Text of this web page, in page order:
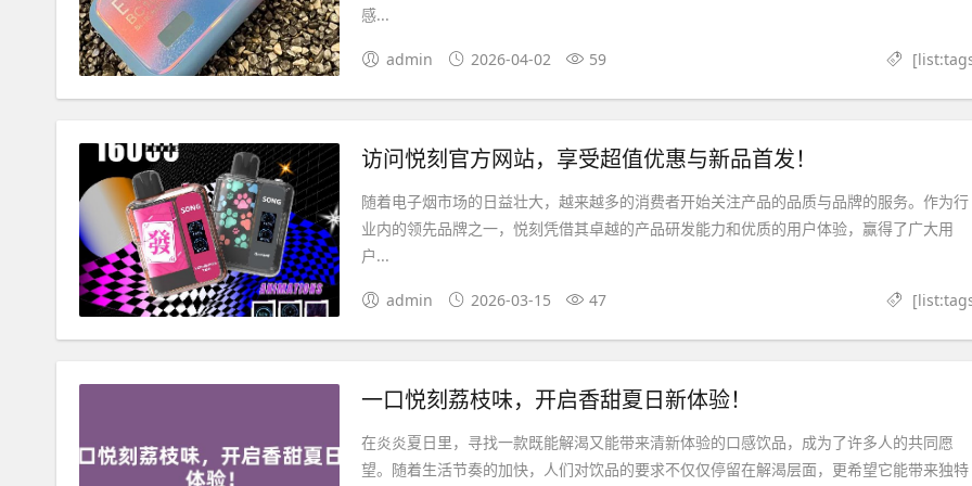
感...
admin 2026-04-02 59
访问悦刻官方网站，享受超值优惠与新品首发！
随着电子烟市场的日益壮大，越来越多的消费者开始关注产品的品质与品牌的服务。作为行
业内的领先品牌之一，悦刻凭借其卓越的产品研发能力和优质的用户体验，赢得了广大用
户...
admin 2026-03-15 47
一口悦刻荔枝味，开启香甜夏日新体验！
在炎炎夏日里，寻找一款既能解渴又能带来清新体验的口感饮品，成为了许多人的共同愿
望。随着生活节奏的加快，人们对饮品的要求不仅仅停留在解渴层面，更希望它能带来独特